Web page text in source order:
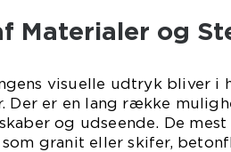
Materialer og
visuelle udtryk bliver i
Der er en lang række
og udseende. De
granit eller skifer,